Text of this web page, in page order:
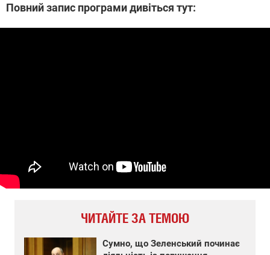
Повний запис програми дивіться тут:
ЧИТАЙТЕ ЗА ТЕМОЮ
Сумно, що Зеленський починає